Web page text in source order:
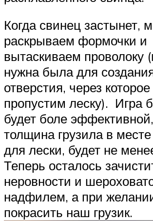
Когда свинец застынет,
раскрываем формочки и
вытаскиваем проволоку
нужна была для
отверстия, через
пропустим леску). Игра
будет боле
толщина грузила в
для лески, будет не
Теперь осталось
неровности и
надфилем, а при
покрасить наш грузик.